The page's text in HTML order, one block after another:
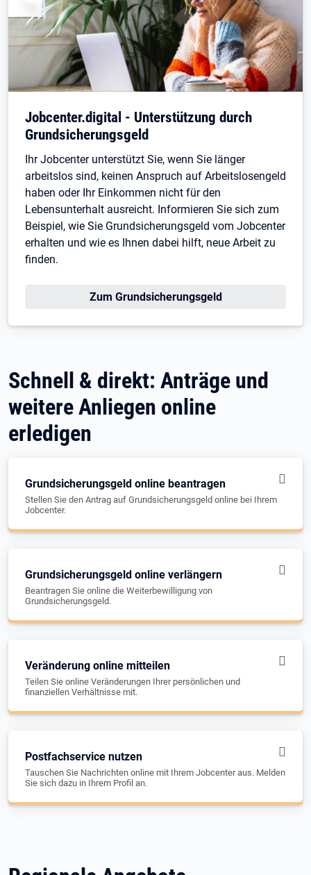
Jobcenter.digital - Unterstützung durch
Grundsicherungsgeld
Ihr Jobcenter unterstützt Sie, wenn Sie länger
arbeitslos sind, keinen Anspruch auf Arbeitslosengeld
haben oder Ihr Einkommen nicht für den
Lebensunterhalt ausreicht. Informieren Sie sich zum
Beispiel, wie Sie Grundsicherungsgeld vom Jobcenter
erhalten und wie es Ihnen dabei hilft, neue Arbeit zu
finden.
Zum Grundsicherungsgeld
Schnell & direkt: Anträge und
weitere Anliegen online
erledigen
Grundsicherungsgeld online beantragen
Stellen Sie den Antrag auf Grundsicherungsgeld online bei Ihrem
Jobcenter.
Grundsicherungsgeld online verlängern
Beantragen Sie online die Weiterbewilligung von
Grundsicherungsgeld.
Veränderung online mitteilen
Teilen Sie online Veränderungen Ihrer persönlichen und
finanziellen Verhältnisse mit.
Postfachservice nutzen
Tauschen Sie Nachrichten online mit Ihrem Jobcenter aus. Melden
Sie sich dazu in Ihrem Profil an.